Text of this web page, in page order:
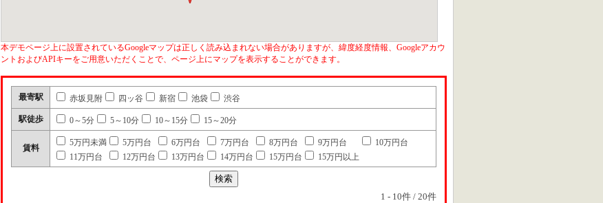
本デモページ上に設置されているGoogleマップは正しく読み込まれない場合がありますが、緯度経度情報、Googleアカウ
ントおよびAPIキーをご用意いただくことで、ページ上にマップを表示することができます。
最寄駅 赤坂見附 四ッ谷 新宿 池袋 渋谷
駅徒歩 0～5分 5～10分 10～15分 15～20分
賃料
5万円未満 5万円台 6万円台 7万円台 8万円台 9万円台
10万円台
11万円台
12万円台 13万円台 14万円台 15万円台 15万円以上
1 - 10件 / 20件